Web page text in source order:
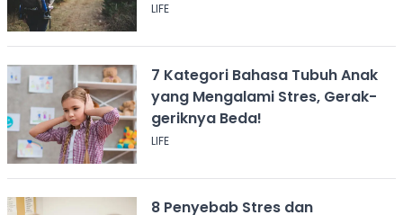
LIFE
7 Kategori Bahasa Tubuh Anak
yang Mengalami Stres, Gerak-
geriknya Beda!
LIFE
8 Penyebab Stres dan